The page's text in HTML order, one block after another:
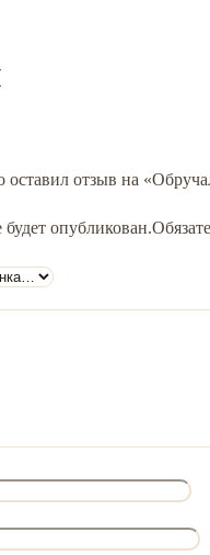
оставил отзыв на
опубликован.